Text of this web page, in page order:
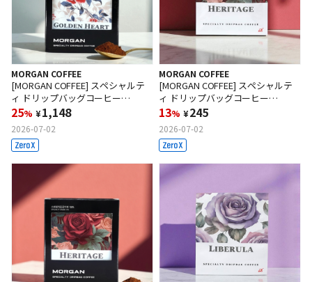
MORGAN COFFEE
[MORGAN COFFEE] スペシャルテ
ィ ドリップバッグコーヒー
（Golden Hearts）10g x 7袋/箱
25% ¥1,148
2026-07-02
MORGAN COFFEE
[MORGAN COFFEE] スペシャルテ
ィ ドリップバッグコーヒー
（Heritage）10g x 1袋
13% ¥245
2026-07-02